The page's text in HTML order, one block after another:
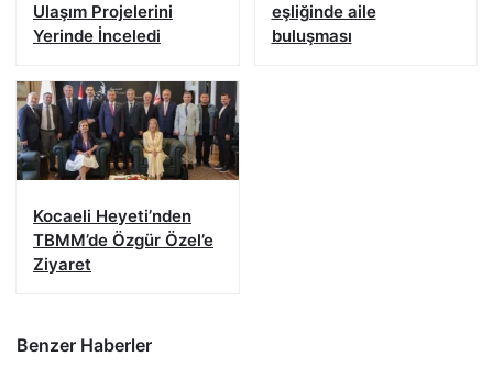
Ulaşım Projelerini
Yerinde İnceledi
eşliğinde aile
buluşması
Kocaeli Heyeti’nden
TBMM’de Özgür Özel’e
Ziyaret
Benzer Haberler